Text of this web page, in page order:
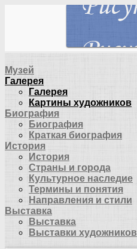
Музей
Галерея
Галерея
Картины художников
Биография
Биография
Краткая биография
История
История
Страны и города
Культурное наследие
Термины и понятия
Направления и стили
Выставка
Выставка
Выставки художников